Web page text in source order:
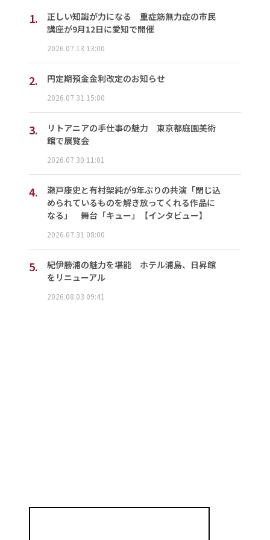
1.
正しい知識が力になる 重症筋無力症の市民
講座が9月12日に愛知で開催
2026.07.13 13:00
2. 円定期預金金利改定のお知らせ
2026.07.31 15:00
3.
リトアニアの手仕事の魅力 東京都庭園美術
館で展覧会
2026.07.30 11:01
4.
瀬戸康史と有村架純が9年ぶりの共演「閉じ込
められているものを解き放ってくれる作品に
なる」 舞台「キュー」【インタビュー】
2026.07.31 08:00
5.
紀伊勝浦の魅力を堪能 ホテル浦島、日昇館
をリニューアル
2026.08.03 09:41